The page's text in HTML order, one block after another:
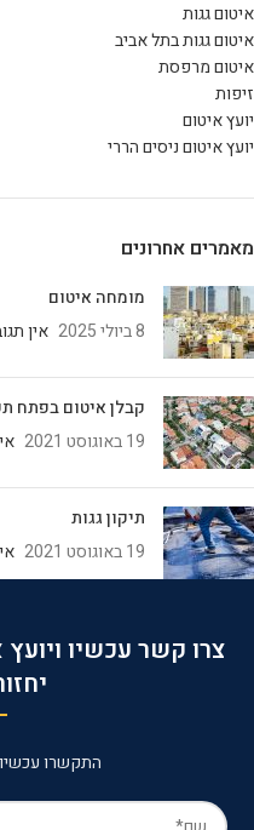
איטום גגות
איטום גגות בתל אביב
איטום מרפסת
זיפות
יועץ איטום
יועץ איטום ניסים הררי
מאמרים אחרונים
מומחה איטום
8 ביולי 2025
אין
קבלן איטום בפתח
19 באוגוסט 2021
תיקון גגות
19 באוגוסט 2021
צרו קשר עכשיו
התקשרו עכשיו: 050-742-